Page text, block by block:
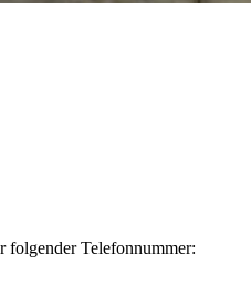
folgender Telefonnummer: